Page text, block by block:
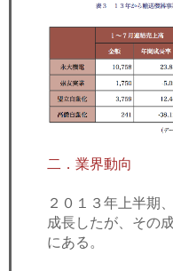
二．業界動向
２０１３年上半期
成長したが、その
にある。